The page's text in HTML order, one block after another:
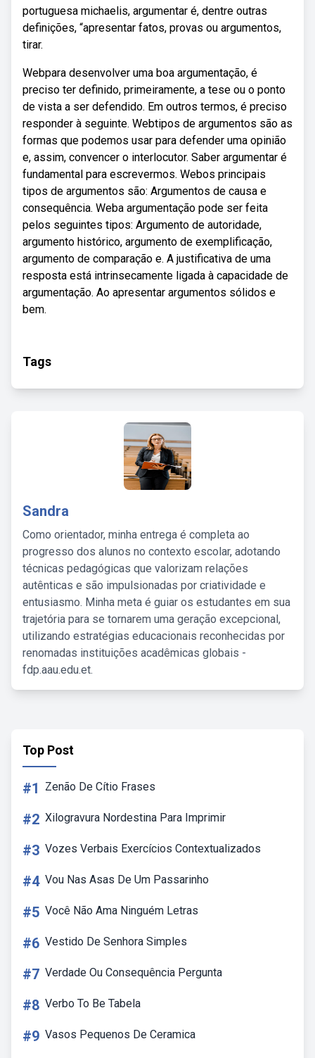
portuguesa michaelis, argumentar é, dentre outras
definições, “apresentar fatos, provas ou argumentos,
tirar.
Webpara desenvolver uma boa argumentação, é
preciso ter definido, primeiramente, a tese ou o ponto
de vista a ser defendido. Em outros termos, é preciso
responder à seguinte. Webtipos de argumentos são as
formas que podemos usar para defender uma opinião
e, assim, convencer o interlocutor. Saber argumentar é
fundamental para escrevermos. Webos principais
tipos de argumentos são: Argumentos de causa e
consequência. Weba argumentação pode ser feita
pelos seguintes tipos: Argumento de autoridade,
argumento histórico, argumento de exemplificação,
argumento de comparação e. A justificativa de uma
resposta está intrinsecamente ligada à capacidade de
argumentação. Ao apresentar argumentos sólidos e
bem.
Tags
Sandra
Como orientador, minha entrega é completa ao
progresso dos alunos no contexto escolar, adotando
técnicas pedagógicas que valorizam relações
autênticas e são impulsionadas por criatividade e
entusiasmo. Minha meta é guiar os estudantes em sua
trajetória para se tornarem uma geração excepcional,
utilizando estratégias educacionais reconhecidas por
renomadas instituições acadêmicas globais -
fdp.aau.edu.et.
Top Post
#1 Zenão De Cítio Frases
#2 Xilogravura Nordestina Para Imprimir
#3 Vozes Verbais Exercícios Contextualizados
#4 Vou Nas Asas De Um Passarinho
#5 Você Não Ama Ninguém Letras
#6 Vestido De Senhora Simples
#7 Verdade Ou Consequência Pergunta
#8 Verbo To Be Tabela
#9 Vasos Pequenos De Ceramica